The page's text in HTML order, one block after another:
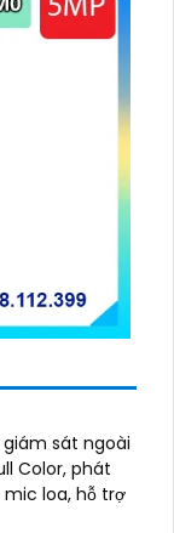
giám sát ngoài
Color, phát
loa, hỗ trợ